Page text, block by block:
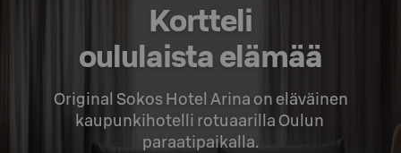
Kortteli
oululaista elämää
Original Sokos Hotel Arina on eläväinen
kaupunkihotelli rotuaarilla Oulun
paraatipaikalla.